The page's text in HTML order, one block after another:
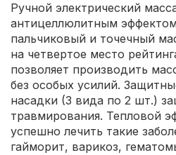
Ручной электрический
антицеллюлитным
пальчиковый и точечный
на четвертое место
позволяет производить
без особых усилий.
насадки (3 вида по 2 шт.)
травмирования. Тепловой
успешно лечить такие
гайморит, варикоз,